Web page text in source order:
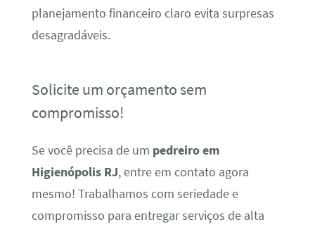
planejamento financeiro claro evita surpresas
desagradáveis.
Solicite um orçamento sem
compromisso!
Se você precisa de um pedreiro em
Higienópolis RJ, entre em contato agora
mesmo! Trabalhamos com seriedade e
compromisso para entregar serviços de alta